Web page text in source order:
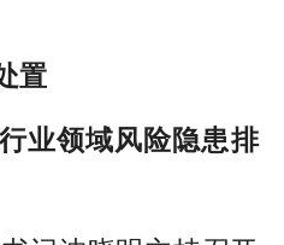
置
业领域风险隐患排